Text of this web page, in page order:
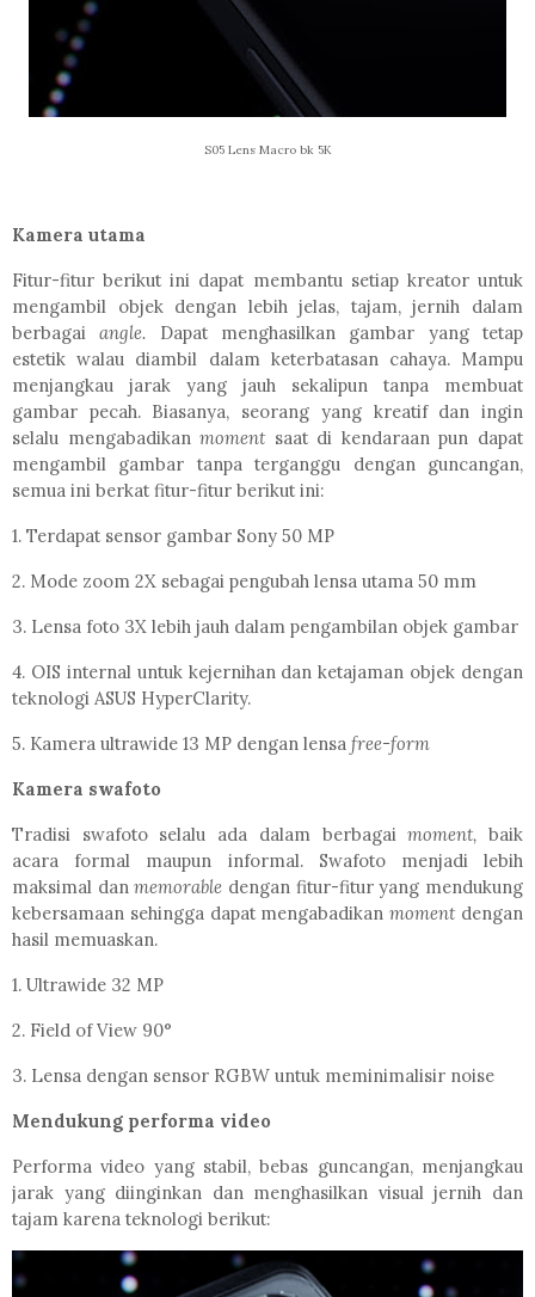
S05 Lens Macro bk 5K
Kamera utama
Fitur-fitur berikut ini dapat membantu setiap kreator untuk
mengambil objek dengan lebih jelas, tajam, jernih dalam
berbagaiangle. Dapat menghasilkan gambar yang tetap
estetik walau diambil dalam keterbatasan cahaya. Mampu
menjangkau jarak yang jauh sekalipun tanpa membuat
gambar pecah. Biasanya, seorang yang kreatif dan ingin
selalu mengabadikanmoment saat di kendaraan pun dapat
mengambil gambar tanpa terganggu dengan guncangan,
semua ini berkat fitur-fitur berikut ini:
1. Terdapat sensor gambar Sony 50 MP
2. Mode zoom 2X sebagai pengubah lensa utama 50 mm
3. Lensa foto 3X lebih jauh dalam pengambilan objek gambar
4. OIS internal untuk kejernihan dan ketajaman objek dengan
teknologi ASUS HyperClarity.
5. Kamera ultrawide 13 MP dengan lensa free-form
Kamera swafoto
Tradisi swafoto selalu ada dalam berbagaimoment,baik
acara formal maupun informal. Swafoto menjadi lebih
maksimal danmemorable dengan fitur-fitur yang mendukung
kebersamaan sehingga dapat mengabadikanmoment dengan
hasil memuaskan.
1. Ultrawide 32 MP
2. Field of View 90°
3. Lensa dengan sensor RGBW untuk meminimalisir noise
Mendukung performa video
Performa video yang stabil, bebas guncangan, menjangkau
jarak yang diinginkan dan menghasilkan visual jernih dan
tajam karena teknologi berikut: